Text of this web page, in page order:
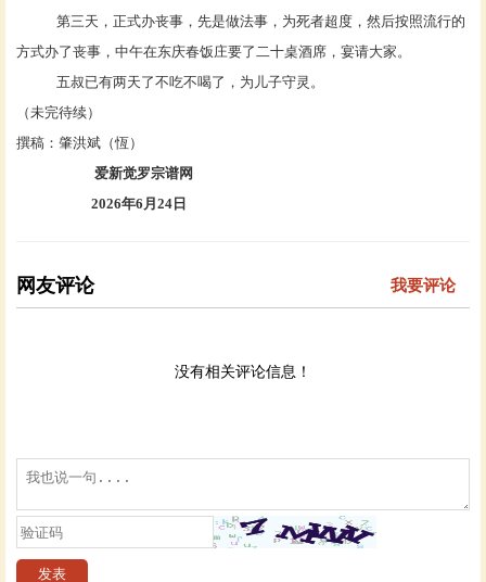
第三天，正式办丧事，先是做法事，为死者超度，然后按照流行的
方式办了丧事，中午在东庆春饭庄要了二十桌酒席，宴请大家。
五叔已有两天了不吃不喝了，为儿子守灵。
（未完待续）
撰稿：肇洪斌（恆）
爱新觉罗宗谱网
2026年6月24日
网友评论 我要评论
没有相关评论信息！